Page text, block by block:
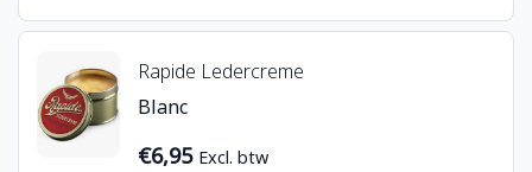
Rapide Ledercreme
Blanc
€6,95 Excl. btw